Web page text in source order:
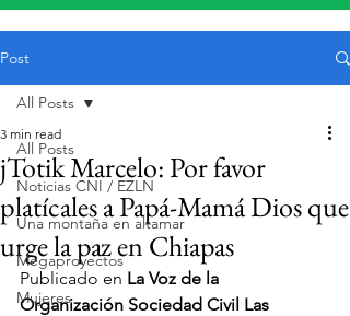
Post
All Posts
Noticias CNI / EZLN
Una montaña en altamar
Megaproyectos
Mujeres
All Posts
jTotik Marcelo: Por favor
platícales a Papá-Mamá Dios que
urge la paz en Chiapas
3 min read
Publicado en La Voz de la
Organización Sociedad Civil Las